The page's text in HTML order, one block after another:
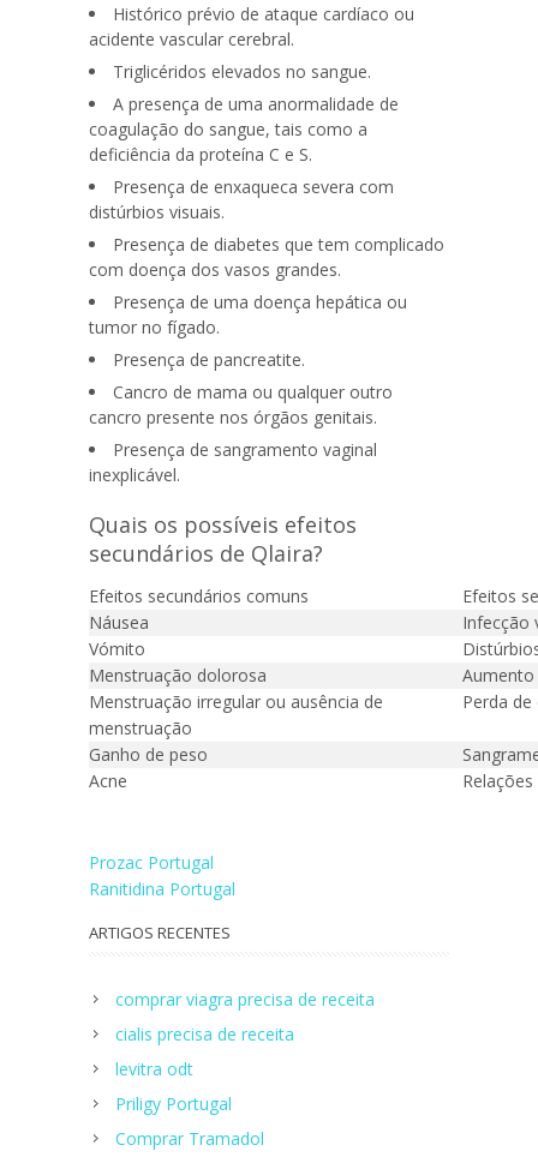
Histórico prévio de ataque cardíaco ou
acidente vascular cerebral.
Triglicéridos elevados no sangue.
A presença de uma anormalidade de
coagulação do sangue, tais como a
deficiência da proteína C e S.
Presença de enxaqueca severa com
distúrbios visuais.
Presença de diabetes que tem complicado
com doença dos vasos grandes.
Presença de uma doença hepática ou
tumor no fígado.
Presença de pancreatite.
Cancro de mama ou qualquer outro
cancro presente nos órgãos genitais.
Presença de sangramento vaginal
inexplicável.
Quais os possíveis efeitos
secundários de Qlaira?
Efeitos secundários comuns
Efeitos
Náusea
Infecção
Vómito
Menstruação dolorosa
Menstruação irregular ou ausência de
menstruação
Perda
Ganho de peso
Acne
Navegação
de
artigos
Prozac Portugal
Ranitidina Portugal
ARTIGOS RECENTES
comprar viagra precisa de receita
cialis precisa de receita
levitra odt
Priligy Portugal
Сomprar Tramadol